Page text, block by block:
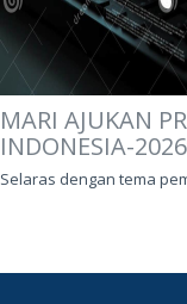
MARI AJUKAN
INDONESIA-
Selaras dengan tema